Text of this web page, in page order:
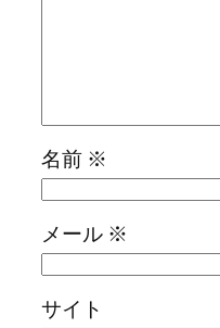
名前 ※
メール ※
サイト